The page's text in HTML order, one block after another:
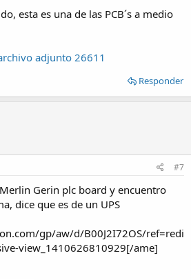
esta es una de las PCB´s a medio
adjunto 26611
Responder
#7
Gerin plc board y encuentro
dice que es de un UPS
gp/aw/d/B00J2I72OS/ref=redi
view_1410626810929[/ame]